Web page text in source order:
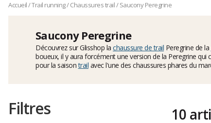
Accueil/Trail running/Chaussures trail/Saucony Peregrine
Saucony Peregrine
Découvrez sur Glisshop la chaussure de trail Peregrine de la
boueux, il y aura forcément une version de la Peregrine qui
pour la saisontrail avec l'une des chaussures phares du
Filtres 10